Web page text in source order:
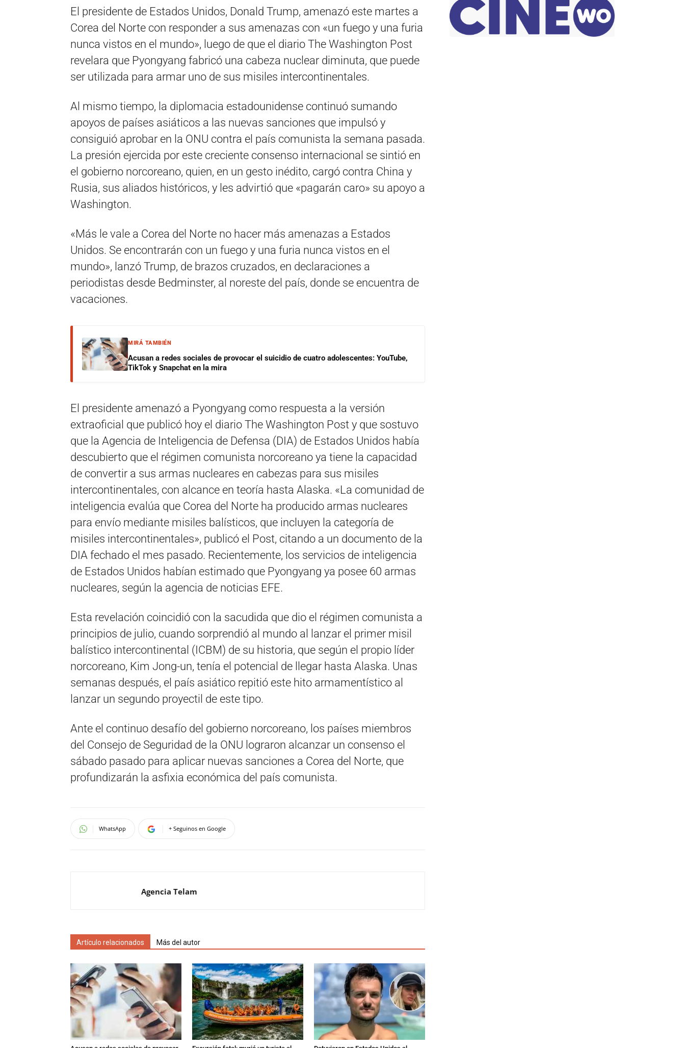
El presidente de Estados Unidos, Donald Trump, amenazó este martes a
Corea del Norte con responder a sus amenazas con «un fuego y una furia
nunca vistos en el mundo», luego de que el diario The Washington Post
revelara que Pyongyang fabricó una cabeza nuclear diminuta, que puede
ser utilizada para armar uno de sus misiles intercontinentales.
Al mismo tiempo, la diplomacia estadounidense continuó sumando
apoyos de países asiáticos a las nuevas sanciones que impulsó y
consiguió aprobar en la ONU contra el país comunista la semana pasada.
La presión ejercida por este creciente consenso internacional se sintió en
el gobierno norcoreano, quien, en un gesto inédito, cargó contra China y
Rusia, sus aliados históricos, y les advirtió que «pagarán caro» su apoyo a
Washington.
«Más le vale a Corea del Norte no hacer más amenazas a Estados
Unidos. Se encontrarán con un fuego y una furia nunca vistos en el
mundo», lanzó Trump, de brazos cruzados, en declaraciones a
periodistas desde Bedminster, al noreste del país, donde se encuentra de
vacaciones.
MIRÁ TAMBIÉN
Acusan a redes sociales de provocar el suicidio de cuatro adolescentes: YouTube,
TikTok y Snapchat en la mira
El presidente amenazó a Pyongyang como respuesta a la versión
extraoficial que publicó hoy el diario The Washington Post y que sostuvo
que la Agencia de Inteligencia de Defensa (DIA) de Estados Unidos había
descubierto que el régimen comunista norcoreano ya tiene la capacidad
de convertir a sus armas nucleares en cabezas para sus misiles
intercontinentales, con alcance en teoría hasta Alaska. «La comunidad de
inteligencia evalúa que Corea del Norte ha producido armas nucleares
para envío mediante misiles balísticos, que incluyen la categoría de
misiles intercontinentales», publicó el Post, citando a un documento de la
DIA fechado el mes pasado. Recientemente, los servicios de inteligencia
de Estados Unidos habían estimado que Pyongyang ya posee 60 armas
nucleares, según la agencia de noticias EFE.
Esta revelación coincidió con la sacudida que dio el régimen comunista a
principios de julio, cuando sorprendió al mundo al lanzar el primer misil
balístico intercontinental (ICBM) de su historia, que según el propio líder
norcoreano, Kim Jong-un, tenía el potencial de llegar hasta Alaska. Unas
semanas después, el país asiático repitió este hito armamentístico al
lanzar un segundo proyectil de este tipo.
Ante el continuo desafío del gobierno norcoreano, los países miembros
del Consejo de Seguridad de la ONU lograron alcanzar un consenso el
sábado pasado para aplicar nuevas sanciones a Corea del Norte, que
profundizarán la asfixia económica del país comunista.
WhatsApp + Seguinos en Google
Agencia Telam
Artículo relacionados Más del autor